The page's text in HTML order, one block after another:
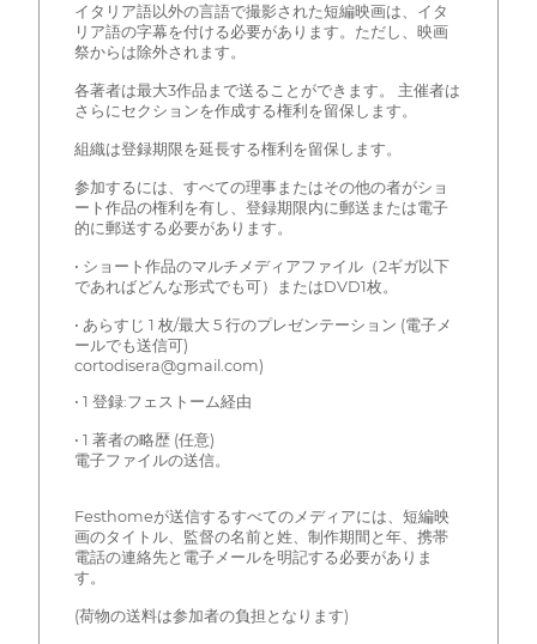
イタリア語以外の言語で撮影された短編映画は、イタ
リア語の字幕を付ける必要があります。ただし、映画
祭からは除外されます。
各著者は最大3作品まで送ることができます。 主催者は
さらにセクションを作成する権利を留保します。
組織は登録期限を延長する権利を留保します。
参加するには、すべての理事またはその他の者がショ
ート作品の権利を有し、登録期限内に郵送または電子
的に郵送する必要があります。
• ショート作品のマルチメディアファイル（2ギガ以下
であればどんな形式でも可）またはDVD1枚。
• あらすじ 1 枚/最大 5 行のプレゼンテーション (電子メ
ールでも送信可)
cortodisera@gmail.com)
• 1 登録:フェストーム経由
• 1 著者の略歴 (任意)
電子ファイルの送信。
Festhomeが送信するすべてのメディアには、短編映
画のタイトル、監督の名前と姓、制作期間と年、携帯
電話の連絡先と電子メールを明記する必要がありま
す。
(荷物の送料は参加者の負担となります)